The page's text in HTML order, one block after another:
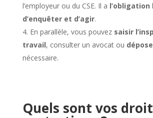
l’employeur ou du CSE. Il a l’obligation
d’enquêter et d’agir.
En parallèle, vous pouvez saisir
travail, consulter un avocat ou
nécessaire.
Quels sont vos